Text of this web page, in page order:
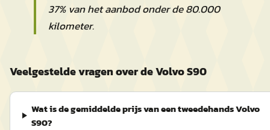
37% van het aanbod onder de 80.000
kilometer.
Veelgestelde vragen over de Volvo S90
Wat is de gemiddelde prijs van een tweedehands Volvo
S90?